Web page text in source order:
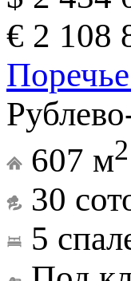
€ 2 108
607 м2
30
5